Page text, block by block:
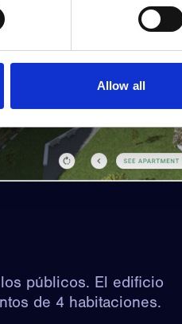
Allow all
públicos. El edificio
de 4 habitaciones.